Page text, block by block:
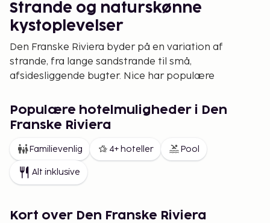
Strande og naturskønne
kystoplevelser
Den Franske Riviera byder på en variation af
strande, fra lange sandstrande til små,
afsidesliggende bugter. Nice har populære
Villefranche-sur-Mer lokker med sin gyldne sand og
sit krystalklare vand. Antibes har flere børnevenlige
oplevelse, kan besøge strandklubberne i Saint-
Tropez eller Cannes.
For dem, der ønsker at kombinere solbadning med
såsom Sentier du Littoral ved Cap d’Antibes og
Populære hotelmuligheder i Den
Franske Riviera
Familievenlig 4+ hoteller Pool
Alt inklusive
Kort over Den Franske Riviera